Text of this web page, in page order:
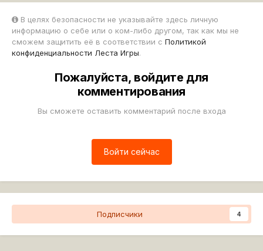
В целях безопасности не указывайте здесь личную
информацию о себе или о ком-либо другом, так как мы не
сможем защитить её в соответствии с Политикой
конфиденциальности Леста Игры.
Пожалуйста, войдите для
комментирования
Вы сможете оставить комментарий после входа
Войти сейчас
Подписчики 4